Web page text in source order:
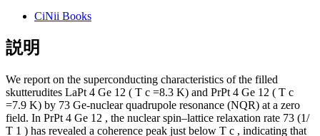
CiNii Books
説明
We report on the superconducting characteristics of the filled
skutterudites LaPt 4 Ge 12 ( T c =8.3 K) and PrPt 4 Ge 12 ( T c
=7.9 K) by 73 Ge-nuclear quadrupole resonance (NQR) at a zero
field. In PrPt 4 Ge 12 , the nuclear spin–lattice relaxation rate 73 (1/
T 1 ) has revealed a coherence peak just below T c , indicating that